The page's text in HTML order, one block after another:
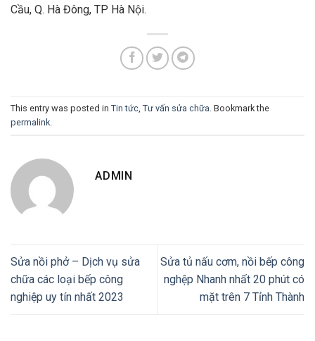
Cầu, Q. Hà Đông, TP Hà Nội.
This entry was posted in Tin tức Tư vấn sửa chữa . Bookmark the
permalink
ADMIN
Sửa nồi phở – Dịch vụ sửa
chữa các loại bếp công
nghiệp uy tín nhất 2023
Sửa tủ nấu cơm, nồi bếp công
nghệp Nhanh nhất 20 phút có
mặt trên 7 Tỉnh Thành